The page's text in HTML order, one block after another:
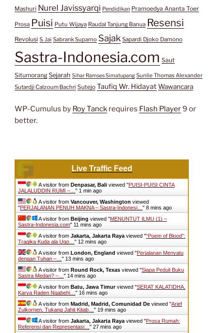
Mashuri Nurel Javissyarqi Pendidikan Pramoedya Ananta Toer
Prosa Puisi Putu Wijaya Raudal Tanjung Banua Resensi
Revolusi S. Jai Sabrank Suparno Sajak Sapardi Djoko Damono
Sastra-Indonesia.com Saut
Situmorang Sejarah Sihar Ramses Simatupang Sunlie Thomas Alexander
Sutardji Calzoum Bachri Sutejo Taufiq Wr. Hidayat Wawancara
WP-Cumulus by Roy Tanck requires Flash Player9 or
better.
Live Traffic Feed
A visitor from Denpasar, Bali viewed "PUISI-PUISI CINTA
JALALUDDIN RUMI –… " 1 min ago
A visitor from Vancouver, Washington viewed
"PERJALANAN PENUH MAKNA – Sastra-Indonesi… " 8 mins ago
A visitor from Beijing viewed "MENUNTUT ILMU (1) –
Sastra-Indonesia.com" 11 mins ago
A visitor from Jakarta, Jakarta Raya viewed "“Poem of Blood”:
Tragika Kuda ala Ugo… " 12 mins ago
A visitor from London, England viewed "Perjalanan Menyatu
dengan Tuhan –… " 13 mins ago
A visitor from Round Rock, Texas viewed "Siapa Peduli Buku
Sastra Medan? –… " 14 mins ago
A visitor from Batu, Jawa Timurviewed "SERAT KALATIDHA,
Karya Raden Ngabehi… " 16 mins ago
A visitor from Madrid, Madrid, Comunidad De viewed "Arief
Zulkornen, Tukang Jahit Kitab… " 19 mins ago
A visitor from Jakarta, Jakarta Raya viewed "Prosa Rumah:
Referensi dan Representasi… " 27 mins ago